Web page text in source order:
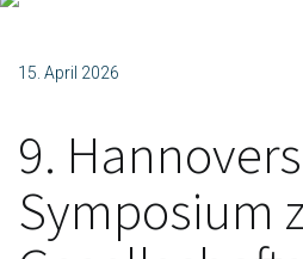
15. April 2026
9.
Symposium